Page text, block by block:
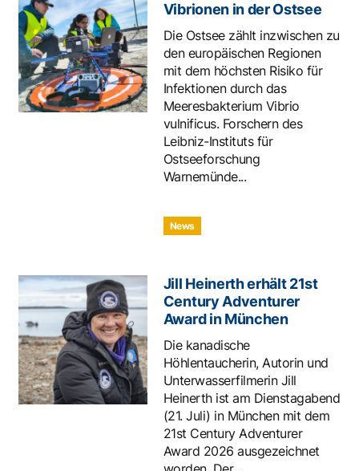
Vibrionen in der Ostsee
Die Ostsee zählt inzwischen zu
den europäischen Regionen
mit dem höchsten Risiko für
Infektionen durch das
Meeresbakterium Vibrio
vulnificus. Forschern des
Leibniz-Instituts für
Ostseeforschung
Warnemünde...
News
Jill Heinerth erhält 21st
Century Adventurer
Award in München
Die kanadische
Höhlentaucherin, Autorin und
Unterwasserfilmerin Jill
Heinerth ist am Dienstagabend
(21. Juli) in München mit dem
21st Century Adventurer
Award 2026 ausgezeichnet